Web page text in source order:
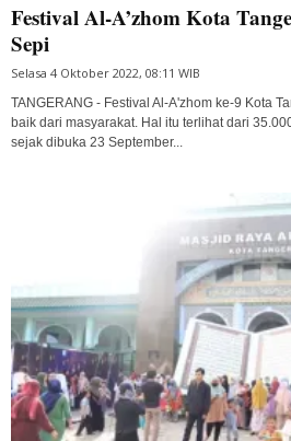
Festival Al-A’zhom Kota
Sepi
Selasa 4 Oktober 2022, 08:11 WIB
TANGERANG - Festival Al-A'zhom ke-9 Kota
baik dari masyarakat. Hal itu terlihat dari
sejak dibuka 23 September...